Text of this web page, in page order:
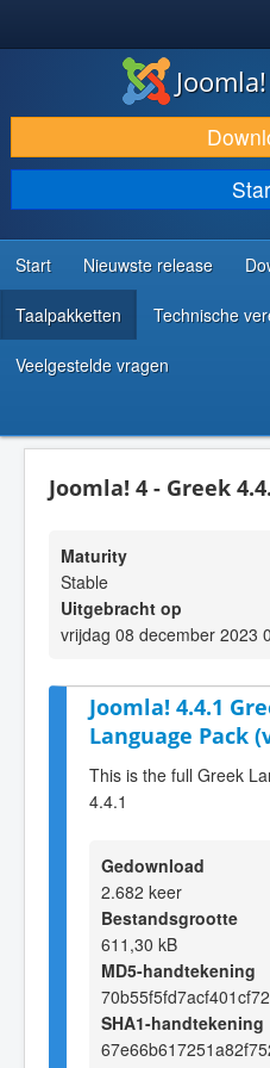
DOWNLOAD & BREID UIT
ONTDEK & LEER
COMMUNITY & ONDERSTEUNING
ONTWIKKELAARSBRONNEN
Start Nieuwste release
Taalpakketten Technische
Veelgestelde vragen
Joomla! 4 - Greek
Maturity
Stable
Uitgebracht op
vrijdag 08 december 2023
Joomla! 4.4.1
Language Pack
This is the full Greek
4.4.1
Gedownload
2.682 keer
Bestandsgrootte
611,30 kB
MD5-handtekening
SHA1-handtekening